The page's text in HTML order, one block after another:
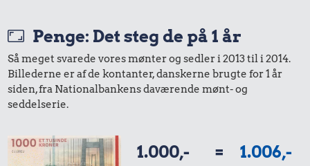
2 kg mel
24 kr. 0,81 kr.
Penge: Det steg de på 1 år
Så meget svarede vores mønter og sedler i 2013 til i 2014.
Billederne er af de kontanter, danskerne brugte for 1 år
siden, fra Nationalbankens daværende mønt- og
seddelserie.
1.000,- = 1.006,-